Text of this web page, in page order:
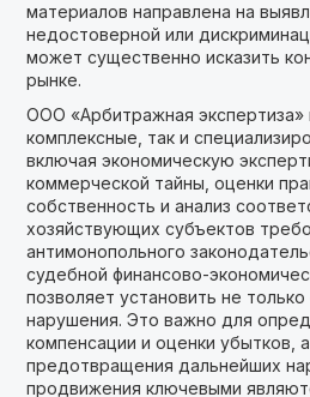
материалов направлена на
недостоверной или
может существенно исказить
рынке.
ООО «Арбитражная экспертиза»
комплексные, так и
включая экономическую
коммерческой тайны, оценки
собственность и анализ
хозяйствующих субъектов
антимонопольного
судебной финансово-
позволяет установить не
нарушения. Это важно для
компенсации и оценки убытков,
предотвращения дальнейших
продвижения ключевыми